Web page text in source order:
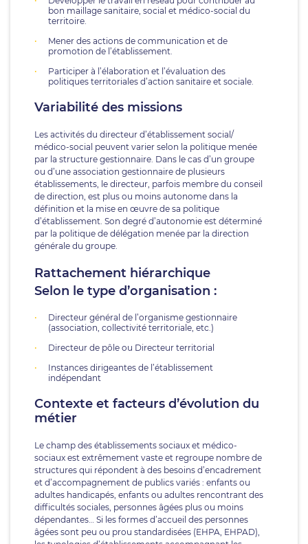
bon maillage sanitaire, social et médico-social du
territoire.
Mener des actions de communication et de
promotion de l’établissement.
Participer à l’élaboration et l’évaluation des
politiques territoriales d’action sanitaire et sociale.
Variabilité des missions
Les activités du directeur d’établissement social/
médico-social peuvent varier selon la politique menée
par la structure gestionnaire. Dans le cas d’un groupe
ou d’une association gestionnaire de plusieurs
établissements, le directeur, parfois membre du conseil
de direction, est plus ou moins autonome dans la
définition et la mise en œuvre de sa politique
d’établissement. Son degré d’autonomie est déterminé
par la politique de délégation menée par la direction
générale du groupe.
Rattachement hiérarchique
Selon le type d’organisation :
Directeur général de l’organisme gestionnaire
(association, collectivité territoriale, etc.)
Directeur de pôle ou Directeur territorial
Instances dirigeantes de l’établissement
indépendant
Contexte et facteurs d’évolution du
métier
Le champ des établissements sociaux et médico-
sociaux est extrêmement vaste et regroupe nombre de
structures qui répondent à des besoins d’encadrement
et d’accompagnement de publics variés : enfants ou
adultes handicapés, enfants ou adultes rencontrant des
difficultés sociales, personnes âgées plus ou moins
dépendantes… Si les formes d’accueil des personnes
âgées sont peu ou prou standardisées (EHPA, EHPAD),